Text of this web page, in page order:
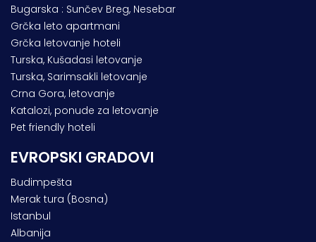
Bugarska : Sunčev Breg, Nesebar
Grčka leto apartmani
Grčka letovanje hoteli
Turska, Kušadasi letovanje
Turska, Sarimsakli letovanje
Crna Gora, letovanje
Katalozi, ponude za letovanje
Pet friendly hoteli
EVROPSKI GRADOVI
Budimpešta
Merak tura (Bosna)
Istanbul
Albanija